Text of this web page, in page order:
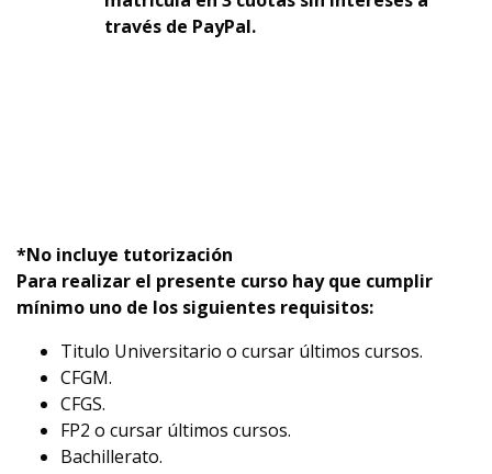
través de PayPal.
*No incluye tutorización
Para realizar el presente curso hay que cumplir
mínimo uno de los siguientes requisitos:
Titulo Universitario o cursar últimos cursos.
CFGM.
CFGS.
FP2 o cursar últimos cursos.
Bachillerato.